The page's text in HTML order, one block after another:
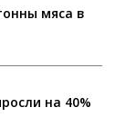
мяса в
на 40%